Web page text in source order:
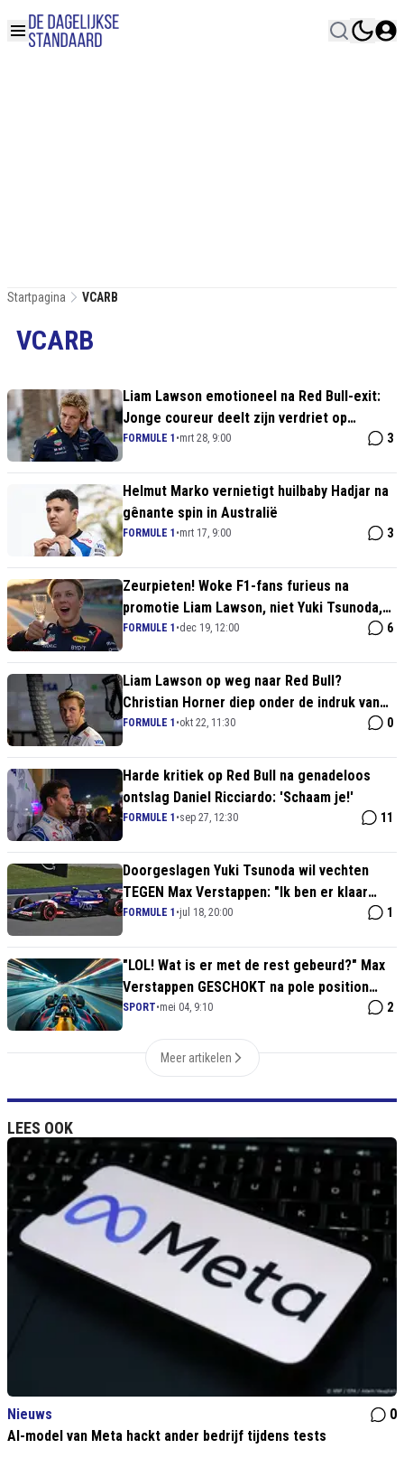
Startpagina VCARB
VCARB
Liam Lawson emotioneel na Red Bull-exit:
Jonge coureur deelt zijn verdriet op
Instagram
FORMULE 1 •mrt 28, 9:00 3
Helmut Marko vernietigt huilbaby Hadjar na
gênante spin in Australië
FORMULE 1 •mrt 17, 9:00 3
Zeurpieten! Woke F1-fans furieus na
promotie Liam Lawson, niet Yuki Tsunoda,
naar Red Bull
FORMULE 1 •dec 19, 12:00 6
Liam Lawson op weg naar Red Bull?
Christian Horner diep onder de indruk van
jonge VCARB-coureur
FORMULE 1 •okt 22, 11:30 0
Harde kritiek op Red Bull na genadeloos
ontslag Daniel Ricciardo: 'Schaam je!'
FORMULE 1 •sep 27, 12:30 11
Doorgeslagen Yuki Tsunoda wil vechten
TEGEN Max Verstappen: "Ik ben er klaar
voor"
FORMULE 1 •jul 18, 20:00 1
"LOL! Wat is er met de rest gebeurd?" Max
Verstappen GESCHOKT na pole position
voor Sprint Race
SPORT•mei 04, 9:10 2
Meer artikelen
LEES OOK
Nieuws
0
AI-model van Meta hackt ander bedrijf tijdens tests